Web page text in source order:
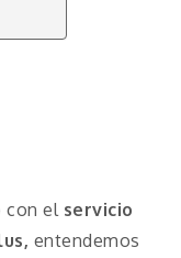
con el servicio
entendemos